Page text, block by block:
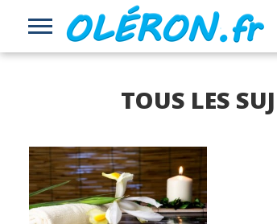
TOUS LES
LIRE LA
SUITE...